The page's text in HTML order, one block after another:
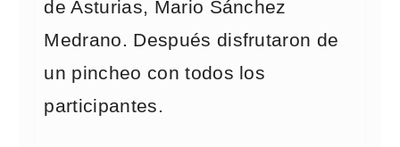
de Asturias, Mario Sánchez
Medrano. Después disfrutaron de
un pincheo con todos los
participantes.